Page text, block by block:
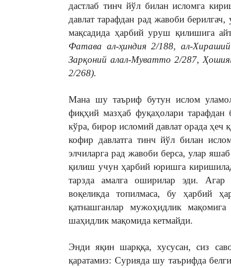
дастлаб тинч йўл билан исломга
давлат тарафдан рад жавоби
мақсадида ҳарбий уруш қилишига
Фатава ал-ҳиндия 2/188, ал-
Зарқоний алал-Муватто 2/287,
2/268).
Мана шу таъриф бутун ислом
фиқҳий мазҳаб фуқаҳолари
кўра, бирор исломий давлат орада ҳеч
кофир давлатга тинч йўл билан
элчиларга рад жавоби берса, улар
қилиш учун ҳарбий юришга
тарзда амалга оширилар эди. Агар
воқеликда топилмаса, бу ҳарбий
қатнашганлар мужоҳидлик
шаҳидлик мақомида кетмайди.
Энди яқин шарққа, хусусан, сиз
қаратамиз: Сурияда шу таърифда